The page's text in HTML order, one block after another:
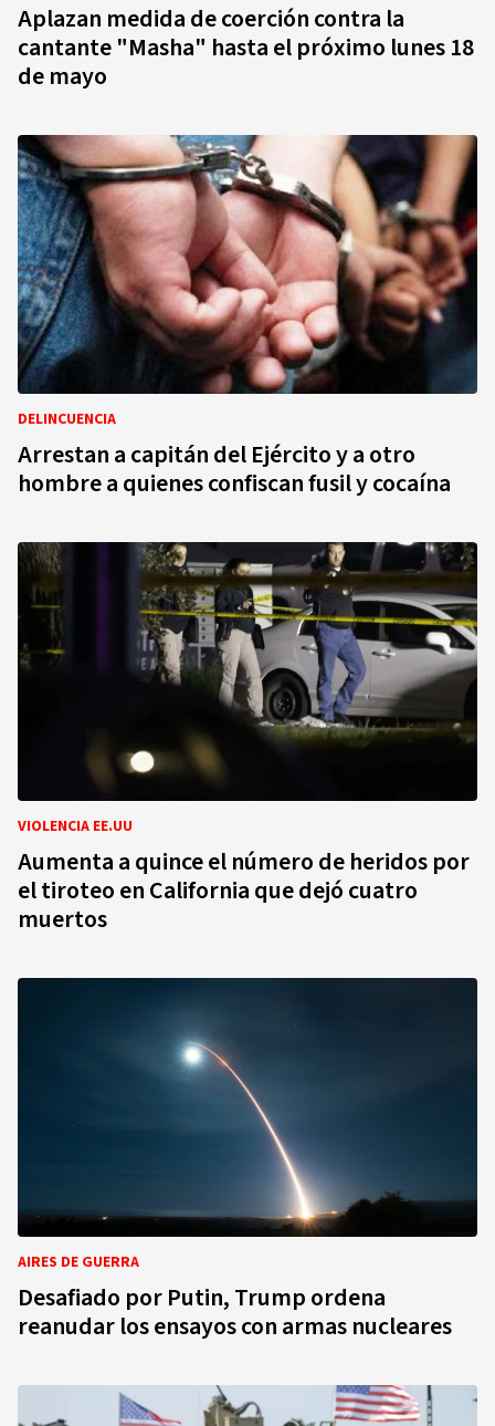
Aplazan medida de coerción contra la
cantante "Masha" hasta el próximo lunes 18
de mayo
DELINCUENCIA
Arrestan a capitán del Ejército y a otro
hombre a quienes confiscan fusil y cocaína
VIOLENCIA EE.UU
Aumenta a quince el número de heridos por
el tiroteo en California que dejó cuatro
muertos
AIRES DE GUERRA
Desafiado por Putin, Trump ordena
reanudar los ensayos con armas nucleares